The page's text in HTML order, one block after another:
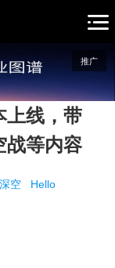
推广
上线，带
战等内容
空 Hello